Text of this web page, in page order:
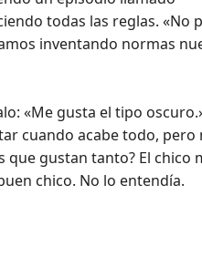
todas las reglas. «No
inventando normas
«Me gusta el tipo
cuando acabe todo, pero
gustan tanto? El chico
chico. No lo entendía.